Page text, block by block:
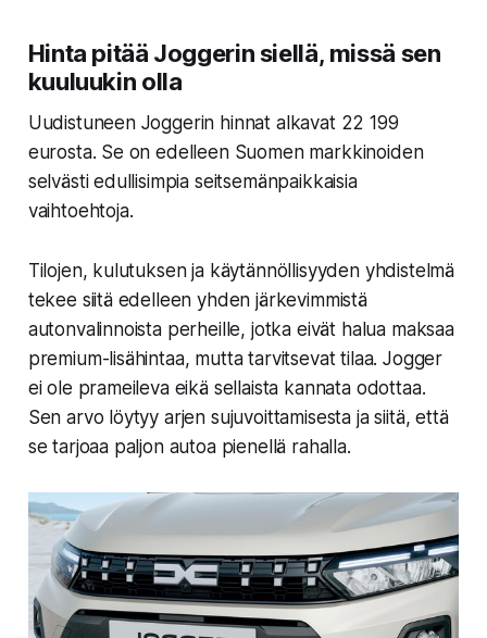
Hinta pitää Joggerin siellä, missä sen
kuuluukin olla
Uudistuneen Joggerin hinnat alkavat 22 199
eurosta. Se on edelleen Suomen markkinoiden
selvästi edullisimpia seitsemänpaikkaisia
vaihtoehtoja.
Tilojen, kulutuksen ja käytännöllisyyden yhdistelmä
tekee siitä edelleen yhden järkevimmistä
autonvalinnoista perheille, jotka eivät halua maksaa
premium-lisähintaa, mutta tarvitsevat tilaa. Jogger
ei ole prameileva eikä sellaista kannata odottaa.
Sen arvo löytyy arjen sujuvoittamisesta ja siitä, että
se tarjoaa paljon autoa pienellä rahalla.